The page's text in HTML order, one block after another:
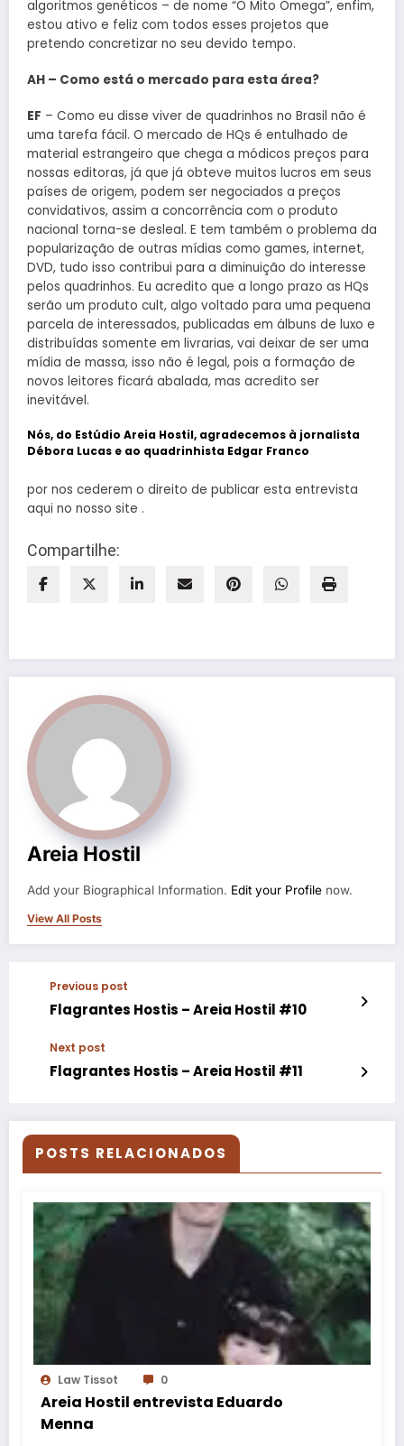
algoritmos genéticos – de nome “O Mito Ômega”, enfim,
estou ativo e feliz com todos esses projetos que
pretendo concretizar no seu devido tempo.
AH – Como está o mercado para esta área?
EF – Como eu disse viver de quadrinhos no Brasil não é
uma tarefa fácil. O mercado de HQs é entulhado de
material estrangeiro que chega a módicos preços para
nossas editoras, já que já obteve muitos lucros em seus
países de origem, podem ser negociados a preços
convidativos, assim a concorrência com o produto
nacional torna-se desleal. E tem também o problema da
popularização de outras mídias como games, internet,
DVD, tudo isso contribui para a diminuição do interesse
pelos quadrinhos. Eu acredito que a longo prazo as HQs
serão um produto cult, algo voltado para uma pequena
parcela de interessados, publicadas em álbuns de luxo e
distribuídas somente em livrarias, vai deixar de ser uma
mídia de massa, isso não é legal, pois a formação de
novos leitores ficará abalada, mas acredito ser
inevitável.
Nós, do Estúdio Areia Hostil, agradecemos à jornalista
Débora Lucas e ao quadrinhista Edgar Franco
por nos cederem o direito de publicar esta entrevista
aqui no nosso site .
Compartilhe:
Areia Hostil
Add your Biographical Information. Edit your Profile now.
View All Posts
Previous post
Flagrantes Hostis – Areia Hostil #10
Next post
Flagrantes Hostis – Areia Hostil #11
POSTS RELACIONADOS
Law Tissot 0
Areia Hostil entrevista Eduardo
Menna